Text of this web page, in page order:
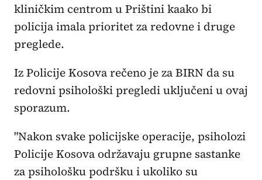
kliničkim centrom u Prištini kaako bi
policija imala prioritet za redovne i druge
preglede.
Iz Policije Kosova rečeno je za BIRN da su
redovni psihološki pregledi uključeni u ovaj
sporazum.
"Nakon svake policijske operacije, psiholozi
Policije Kosova održavaju grupne sastanke
za psihološku podršku i ukoliko su